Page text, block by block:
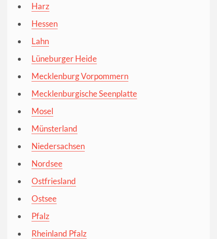
Harz
Hessen
Lahn
Lüneburger Heide
Mecklenburg Vorpommern
Mecklenburgische Seenplatte
Mosel
Münsterland
Niedersachsen
Nordsee
Ostfriesland
Ostsee
Pfalz
Rheinland Pfalz